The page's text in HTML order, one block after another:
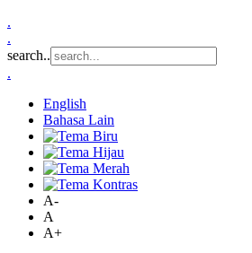
.
.
search..
.
English
Bahasa Lain
A-
A
A+